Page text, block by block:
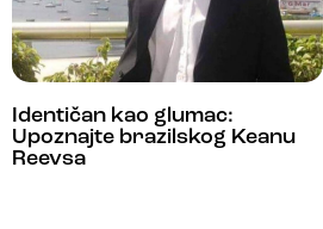
Identičan kao glumac:
Upoznajte brazilskog Keanu
Reevsa